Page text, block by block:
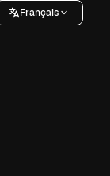
Français